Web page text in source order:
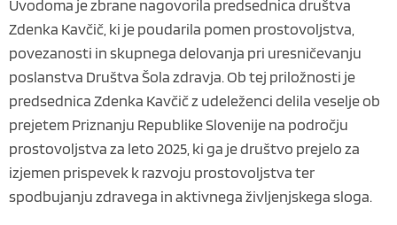
Uvodoma je zbrane nagovorila predsednica društva
Zdenka Kavčič, ki je poudarila pomen prostovoljstva,
povezanosti in skupnega delovanja pri uresničevanju
poslanstva Društva Šola zdravja. Ob tej priložnosti je
predsednica Zdenka Kavčič z udeleženci delila veselje ob
prejetem Priznanju Republike Slovenije na področju
prostovoljstva za leto 2025, ki ga je društvo prejelo za
izjemen prispevek k razvoju prostovoljstva ter
spodbujanju zdravega in aktivnega življenjskega sloga.